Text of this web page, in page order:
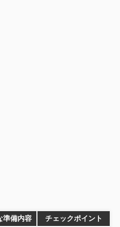
準備内容 チェックポイント